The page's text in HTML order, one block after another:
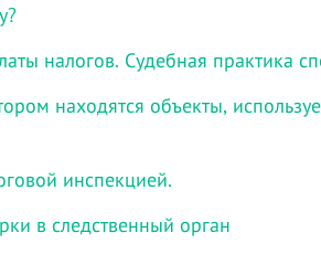
налогов. Судебная практика
находятся объекты,
инспекцией.
в следственный орган